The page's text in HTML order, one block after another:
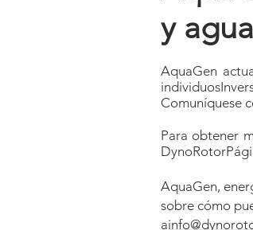
y
AquaGen
individuos
Comuníquese
Para obtener
DynoRotor
AquaGen,
sobre cómo
a